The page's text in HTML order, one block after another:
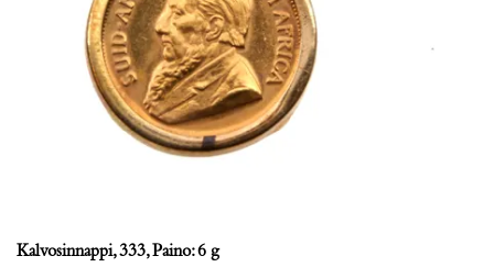
Kalvosinnappi, 333, Paino: 6 g